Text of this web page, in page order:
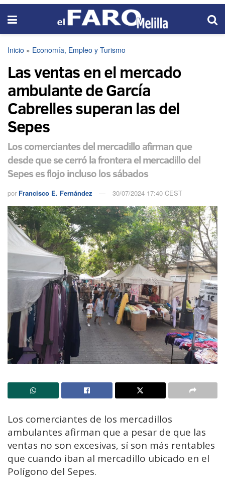
Inicio » Economía, Empleo y Turismo
Las ventas en el mercado
ambulante de García
Cabrelles superan las del
Sepes
Los comerciantes del mercadillo afirman que
desde que se cerró la frontera el mercadillo del
Sepes es flojo incluso los sábados
por Francisco E. Fernández 30/07/2024 17:40 CEST
Los comerciantes de los mercadillos
ambulantes afirman que a pesar de que las
ventas no son excesivas, sí son más rentables
que cuando iban al mercadillo ubicado en el
Polígono del Sepes.